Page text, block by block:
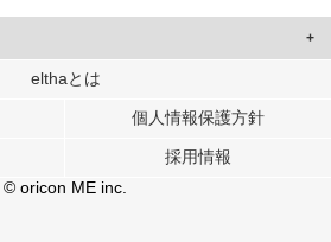
して、ユーザーに合わせたコンテンツや広告の
析の各パートナーに提供しています。
ーザーが各パートナーに提供した他の情報や、
ビスを使用したときに収集した他の情報を組み
elthaとは
個人情報保護方針
採用情報
© oricon ME inc.